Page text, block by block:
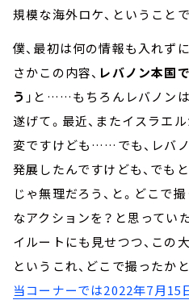
規模な海外ロケ、ということで
僕、最初は何の情報も入れず
さかこの内容、 レバノン本国
う 」と……もちろんレバノン
遂げて。最近、またイスラエ
変ですけども……でも、レバ
発展したんですけども、でも
じゃ無理だろう、と。どこで
なアクションを？と思って
イルートにも見せつつ、この
というこれ、どこで撮ったか
当コーナーでは2022年7月15